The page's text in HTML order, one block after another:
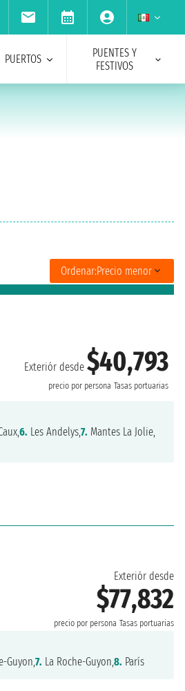
PUERTOS
PUENTES Y
FESTIVOS
Ordenar:Precio menor
Exteriór desde$40,793
precio por persona Tasas portuarias
6. Les Andelys,7. Mantes La Jolie,
Exteriór desde
$77,832
precio por persona Tasas portuarias
Guyon,7. La Roche-Guyon,8. París